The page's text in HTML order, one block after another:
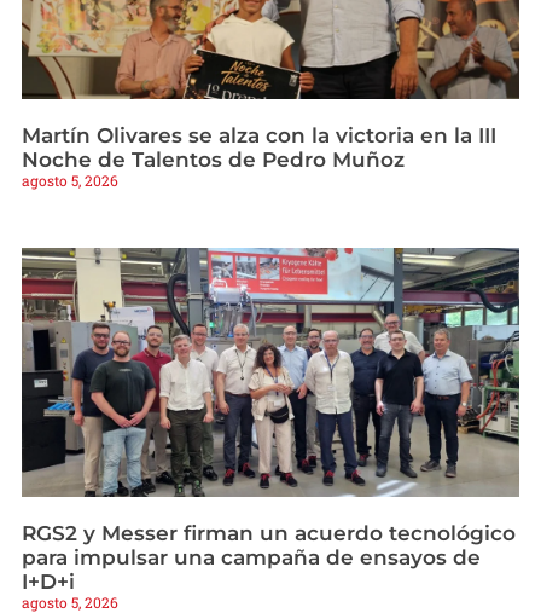
Martín Olivares se alza con la victoria en la III
Noche de Talentos de Pedro Muñoz
agosto 5, 2026
RGS2 y Messer firman un acuerdo tecnológico
para impulsar una campaña de ensayos de
I+D+i
agosto 5, 2026